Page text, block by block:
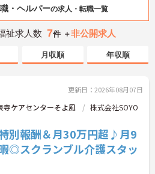
・ヘルパーの求人・転職一覧
祉求人数 7件 ＋非公開求人
月収順 年収順
更新日：2026年08月07日
寺ケアセンターそよ風
株式会社SOYO
別報酬＆月30万円超♪月9
◎スクランブル介護スタッ